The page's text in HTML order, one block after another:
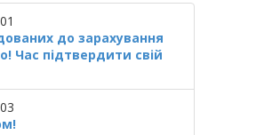
до зарахування
Час підтвердити свій